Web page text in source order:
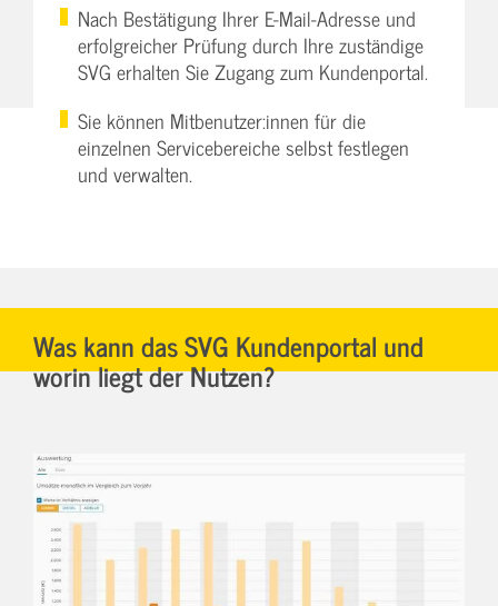
Nach Bestätigung Ihrer E-Mail-Adresse und
erfolgreicher Prüfung durch Ihre zuständige
SVG erhalten Sie Zugang zum Kundenportal.
Sie können Mitbenutzer:innen für die
einzelnen Servicebereiche selbst festlegen
und verwalten.
Was kann das SVG Kundenportal und
worin liegt der Nutzen?